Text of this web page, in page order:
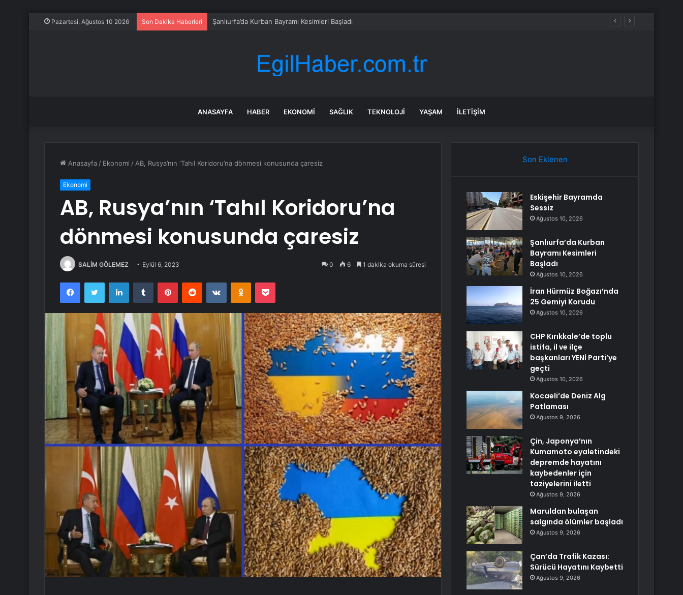
Pazartesi, Ağustos 10 2026 Son Dakika Haberleri Şanlıurfa’da Kurban Bayramı Kesimleri Başladı
ANASAYFA HABER EKONOMI SAĞLIK TEKNOLOJI YAŞAM İLETIŞIM
Anasayfa / Ekonomi / AB, Rusya’nın ‘Tahıl Koridoru’na dönmesi konusunda çaresiz
Ekonomi
AB, Rusya’nın ‘Tahıl Koridoru’na
dönmesi konusunda çaresiz
SALİM GÖLEMEZ Eylül 6, 2023 0 6 1 dakika okuma süresi
FacebookTwitter LinkedInTumblr PinterestReddit VKontakteOdnoklassniki
Pocket
Son Eklenen
Eskişehir Bayramda
Sessiz
Ağustos 10, 2026
Şanlıurfa’da Kurban
Bayramı Kesimleri
Başladı
Ağustos 10, 2026
İran Hürmüz Boğazı’nda
25 Gemiyi Korudu
Ağustos 10, 2026
CHP Kırıkkale’de toplu
istifa, il ve ilçe
başkanları YENİ Parti’ye
geçti
Ağustos 10, 2026
Kocaeli’de Deniz Alg
Patlaması
Ağustos 9, 2026
Çin, Japonya’nın
Kumamoto eyaletindeki
depremde hayatını
kaybedenler için
taziyelerini iletti
Ağustos 9, 2026
Maruldan bulaşan
salgında ölümler başladı
Ağustos 9, 2026
Çan’da Trafik Kazası:
Sürücü Hayatını Kaybetti
Ağustos 9, 2026